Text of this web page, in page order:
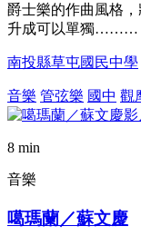
爵士樂的作曲風格
升成可以單獨………
南投縣草屯國民中學
音樂 管弦樂 國中 觀
8 min
音樂
噶瑪蘭／蘇文慶